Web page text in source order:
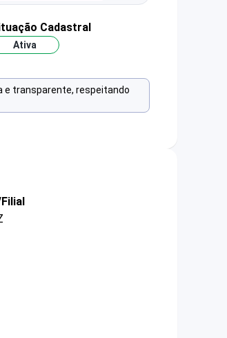
Cadastral
Ativa
e transparente, respeitando